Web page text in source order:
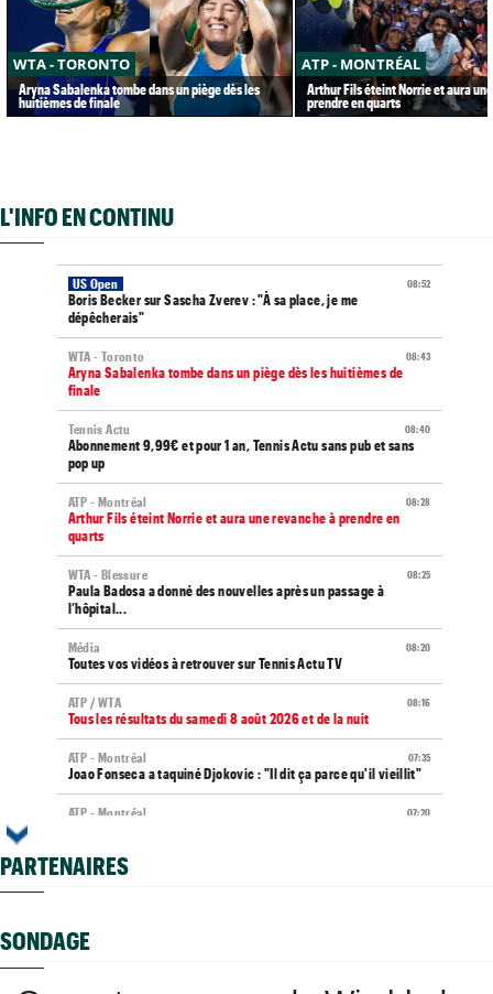
WTA - TORONTO
Aryna Sabalenka tombe dans un piège dès les
huitièmes de finale
ATP - MONTRÉAL
Arthur Fils éteint Norrie et aura
prendre en quarts
L'INFO EN CONTINU
08:52
US Open
Boris Becker sur Sascha Zverev : "À sa place, je me
dépêcherais"
08:43
WTA - Toronto
Aryna Sabalenka tombe dans un piège dès les huitièmes de
finale
08:40
Tennis Actu
Abonnement 9,99€ et pour 1 an, Tennis Actu sans pub et sans
pop up
08:28
ATP - Montréal
Arthur Fils éteint Norrie et aura une revanche à prendre en
quarts
08:25
WTA - Blessure
Paula Badosa a donné des nouvelles après un passage à
l’hôpital...
08:20
Média
Toutes vos vidéos à retrouver sur Tennis Actu TV
08:16
ATP / WTA
Tous les résultats du samedi 8 août 2026 et de la nuit
07:35
ATP - Montréal
Joao Fonseca a taquiné Djokovic : "Il dit ça parce qu'il vieillit"
07:20
ATP - Montréal
ATP - Montréal
Frances Tiafoe opéré de la main droite après son abandon
PARTENAIRES
SONDAGE